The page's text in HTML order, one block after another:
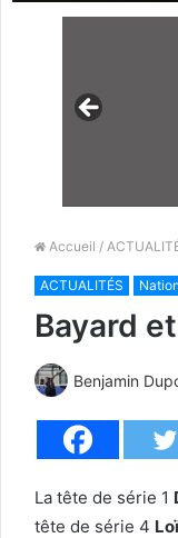
Accueil /
ACTUALITÉS
Bayard
Benjamin
La tête de série 1
tête de série 4